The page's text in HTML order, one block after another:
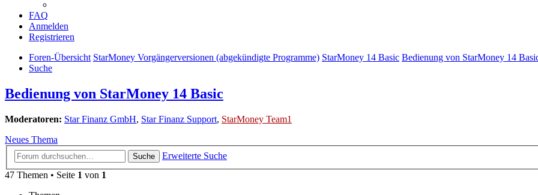
FAQ
Anmelden
Registrieren
Foren-Übersicht StarMoney Vorgängerversionen (abgekündigte Programme) StarMoney 14 Basic Bedienung von StarMoney 14
Suche
Bedienung von StarMoney 14 Basic
Moderatoren: Star Finanz GmbH, Star Finanz Support, StarMoney Team1
Neues Thema
Suche
Erweiterte Suche
47 Themen • Seite 1 von 1